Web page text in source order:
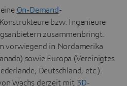
On-Demand-
bzw. Ingenieure
zusammenbringt.
vorwiegend in Nordamerika
sowie Europa (Vereinigtes
Deutschland, etc.).
Wachs derzeit mit 3D-